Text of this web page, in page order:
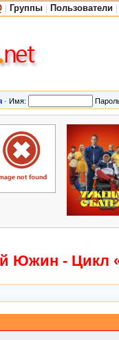
Группы Пользователи
· Имя:
Южин - Цикл